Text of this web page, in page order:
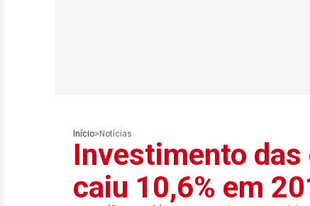
Início> Notícias
Investimento
caiu 10,6% em